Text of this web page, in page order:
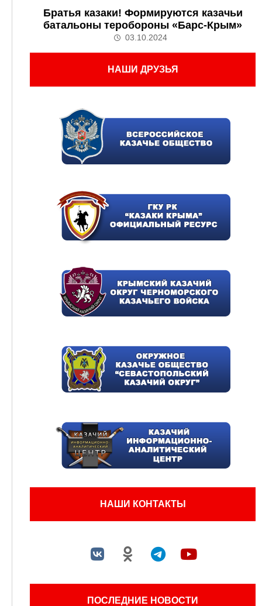
Братья казаки! Формируются казачьи
батальоны теробороны «Барс-Крым»
03.10.2024
НАШИ ДРУЗЬЯ
НАШИ КОНТАКТЫ
ПОСЛЕДНИЕ НОВОСТИ